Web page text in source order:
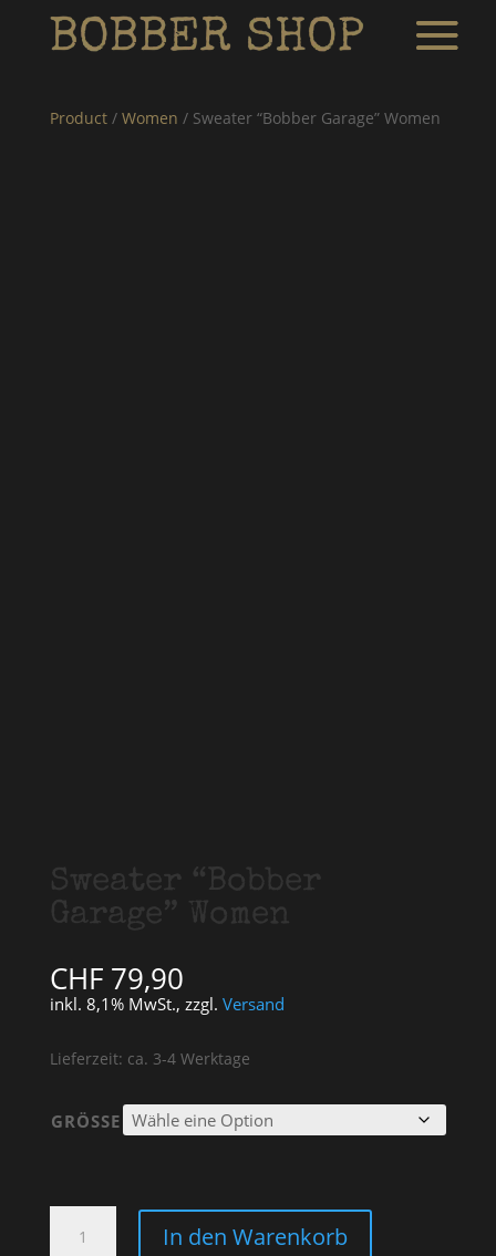
Product/ Women / Sweater “Bobber Garage” Women
Sweater “Bobber
Garage” Women
CHF79,90
inkl. 8,1% MwSt., zzgl. Versand
Lieferzeit: ca. 3-4 Werktage
GRÖSSE
"BOBBER
In den Warenkorb